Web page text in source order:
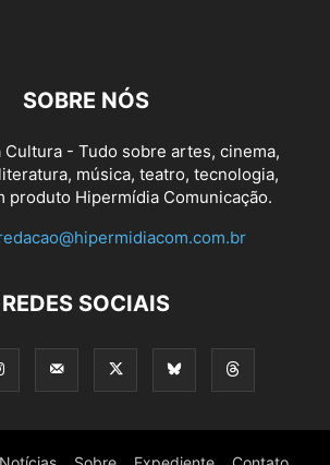
SOBRE NÓS
Cultura - Tudo sobre artes, cinema,
música, teatro, tecnologia,
produto Hipermídia Comunicação.
REDES SOCIAIS